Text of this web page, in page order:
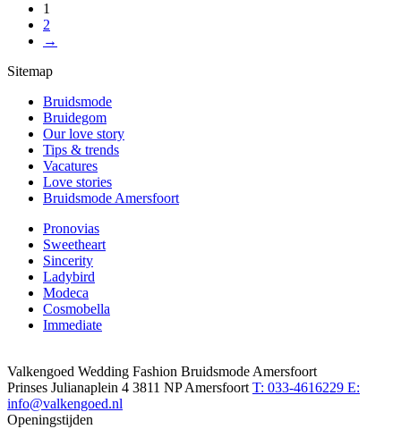
1
2
→
Sitemap
Bruidsmode
Bruidegom
Our love story
Tips & trends
Vacatures
Love stories
Bruidsmode Amersfoort
Pronovias
Sweetheart
Sincerity
Ladybird
Modeca
Cosmobella
Immediate
Valkengoed Wedding Fashion Bruidsmode Amersfoort
Prinses Julianaplein 4 3811 NP Amersfoort T: 033-4616229 E:
info@valkengoed.nl
Openingstijden